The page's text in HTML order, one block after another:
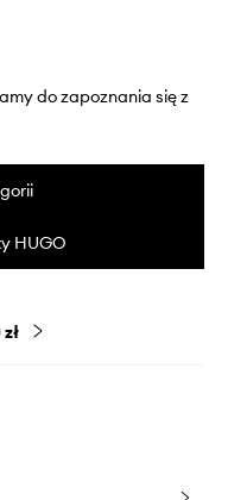
do zapoznania się z
HUGO